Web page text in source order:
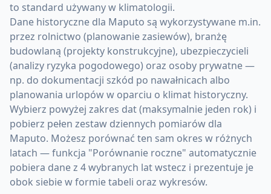
to standard używany w klimatologii.
Dane historyczne dla Maputo są wykorzystywane m.in.
przez rolnictwo (planowanie zasiewów), branżę
budowlaną (projekty konstrukcyjne), ubezpieczycieli
(analizy ryzyka pogodowego) oraz osoby prywatne —
np. do dokumentacji szkód po nawałnicach albo
planowania urlopów w oparciu o klimat historyczny.
Wybierz powyżej zakres dat (maksymalnie jeden rok) i
pobierz pełen zestaw dziennych pomiarów dla
Maputo. Możesz porównać ten sam okres w różnych
latach — funkcja "Porównanie roczne" automatycznie
pobiera dane z 4 wybranych lat wstecz i prezentuje je
obok siebie w formie tabeli oraz wykresów.